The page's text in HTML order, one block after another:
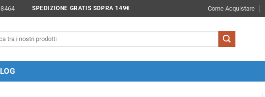
SPEDIZIONE GRATIS SOPRA 149€ Come Acquistare